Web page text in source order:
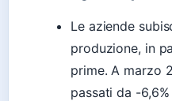
Le aziende
produzione, in
prime. A marzo
passati da -6,6%